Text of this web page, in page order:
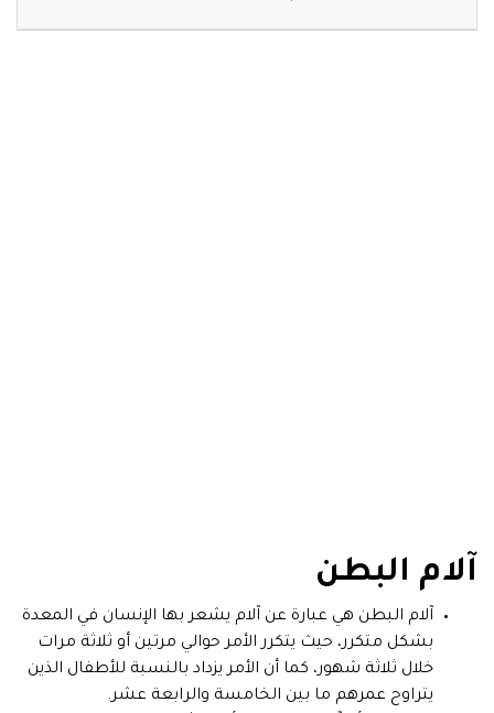
آلام البطن
آلام البطن هي عبارة عن آلام يشعر بها الإنسان في المعدة
بشكل متكرر، حيث يتكرر الأمر حوالي مرتين أو ثلاثة مرات
خلال ثلاثة شهور، كما أن الأمر يزداد بالنسبة للأطفال الذين
يتراوح عمرهم ما بين الخامسة والرابعة عشر.